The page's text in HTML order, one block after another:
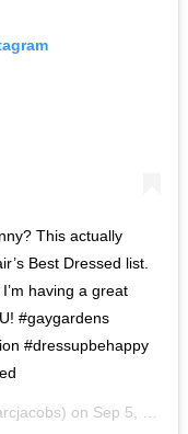
This actually
Best Dressed list.
having a great
#gaygardens
#dressupbehappy
on Sep 5, 2019 at 4:58pm PDT